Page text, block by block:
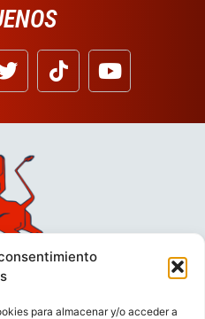
para almacenar y/o acceder a